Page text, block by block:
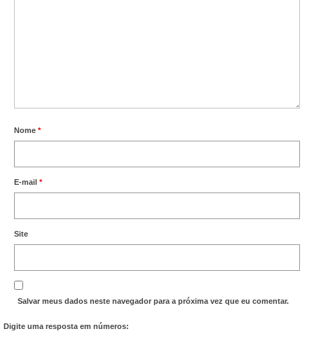
Nome *
E-mail *
Site
Salvar meus dados neste navegador para a próxima vez que eu comentar.
Digite uma resposta em números: